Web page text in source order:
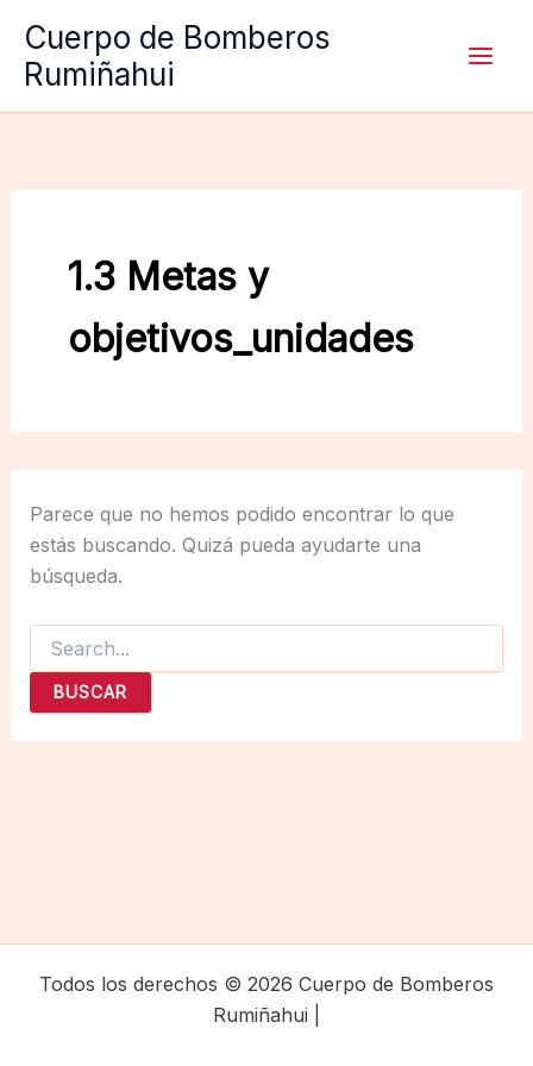
contenido
Cuerpo de Bomberos
Rumiñahui
1.3 Metas y
objetivos_unidades
Parece que no hemos podido encontrar lo que
estás buscando. Quizá pueda ayudarte una
búsqueda.
Buscar
por:
Todos los derechos © 2026 Cuerpo de Bomberos
Rumiñahui |